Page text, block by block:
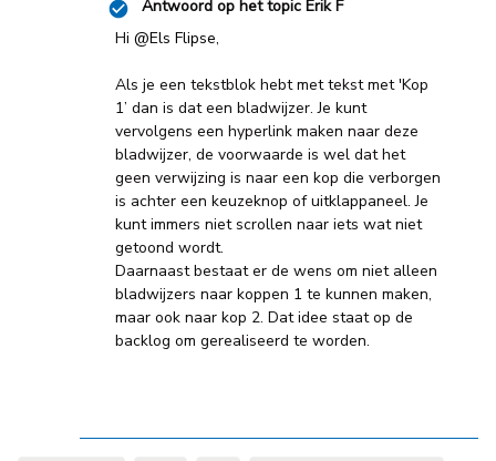
Antwoord op het topic Erik F
Hi @Els Flipse,
Als je een tekstblok hebt met tekst met 'Kop
1’ dan is dat een bladwijzer. Je kunt
vervolgens een hyperlink maken naar deze
bladwijzer, de voorwaarde is wel dat het
geen verwijzing is naar een kop die verborgen
is achter een keuzeknop of uitklappaneel. Je
kunt immers niet scrollen naar iets wat niet
getoond wordt.
Daarnaast bestaat er de wens om niet alleen
bladwijzers naar koppen 1 te kunnen maken,
maar ook naar kop 2. Dat idee staat op de
backlog om gerealiseerd te worden.